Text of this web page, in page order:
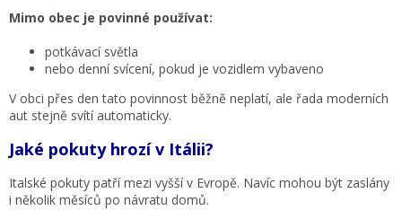
Mimo obec je povinné používat:
potkávací světla
nebo denní svícení, pokud je vozidlem vybaveno
V obci přes den tato povinnost běžně neplatí, ale řada moderních
aut stejně svítí automaticky.
Jaké pokuty hrozí v Itálii?
Italské pokuty patří mezi vyšší v Evropě. Navíc mohou být zaslány
i několik měsíců po návratu domů.